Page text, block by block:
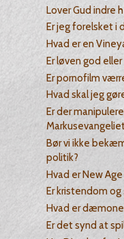
Lover Gud indre
Er jeg forelsket i
Hvad er en
Er løven god
Er pornofilm
Hvad skal jeg
Er der
Bør vi ikke
politik?
Hvad er New Age
Er kristendom
Hvad er
Er det synd at